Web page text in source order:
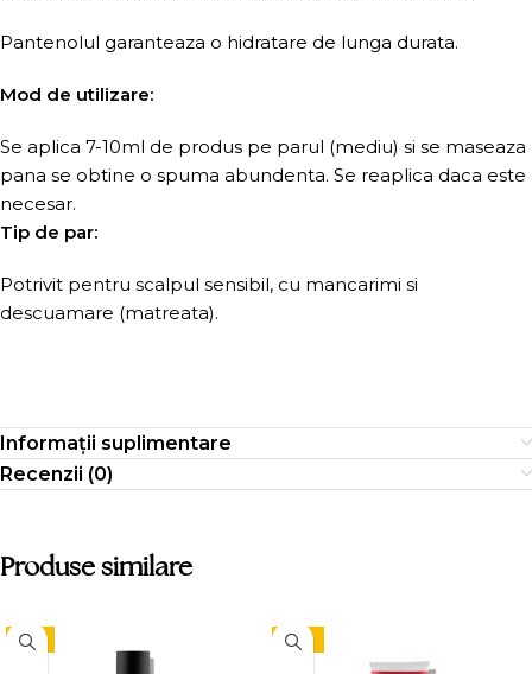
Pantenolul garanteaza o hidratare de lunga durata.
Mod de utilizare:
Se aplica 7-10ml de produs pe parul (mediu) si se maseaza
pana se obtine o spuma abundenta. Se reaplica daca este
necesar.
Tip de par:
Potrivit pentru scalpul sensibil, cu mancarimi si
descuamare (matreata).
Informații suplimentare
Recenzii (0)
Produse similare
-9% -15%